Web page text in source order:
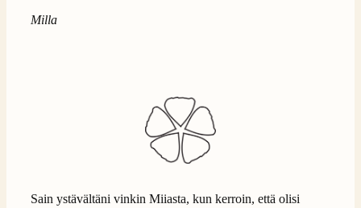
Milla
Sain ystävältäni vinkin Miiasta, kun kerroin, että olisi